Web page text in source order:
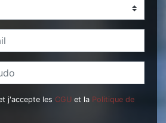
j'accepte les CGU et la Politique de